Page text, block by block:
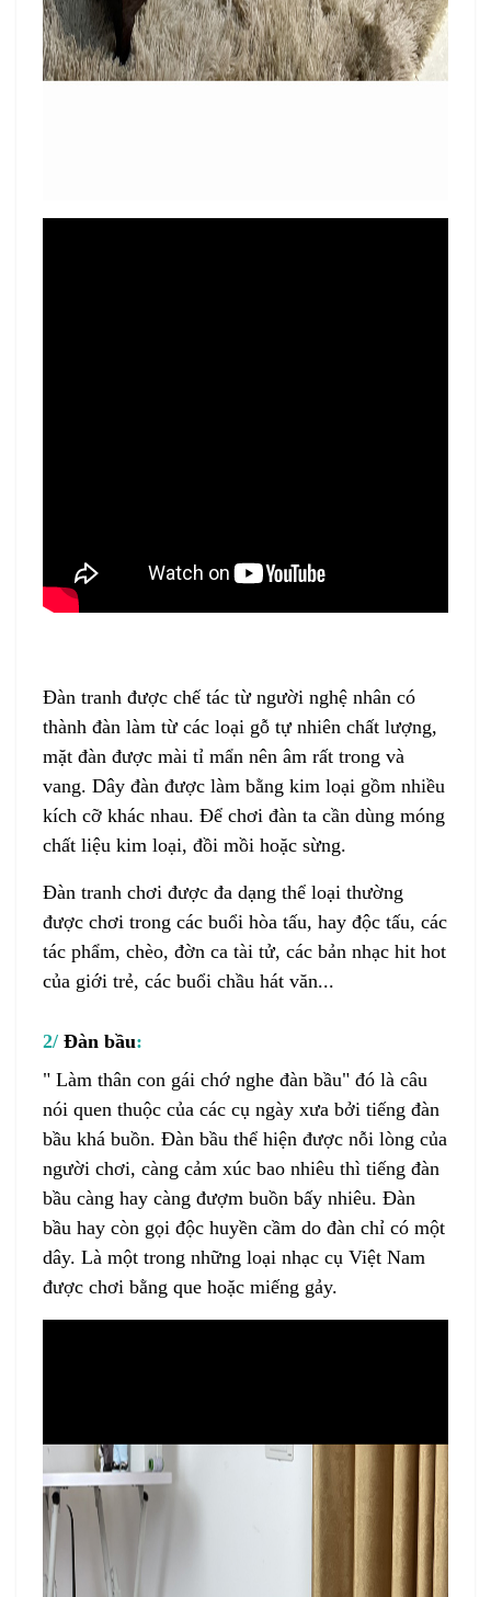
Đàn tranh được chế tác từ người nghệ nhân có
thành đàn làm từ các loại gỗ tự nhiên chất lượng,
mặt đàn được mài tỉ mẩn nên âm rất trong và
vang. Dây đàn được làm bằng kim loại gồm nhiều
kích cỡ khác nhau. Để chơi đàn ta cần dùng móng
chất liệu kim loại, đồi mồi hoặc sừng.
Đàn tranh chơi được đa dạng thể loại thường
được chơi trong các buổi hòa tấu, hay độc tấu, các
tác phẩm, chèo, đờn ca tài tử, các bản nhạc hit hot
của giới trẻ, các buổi chầu hát văn...
2/ Đàn bầu:
" Làm thân con gái chớ nghe đàn bầu" đó là câu
nói quen thuộc của các cụ ngày xưa bởi tiếng đàn
bầu khá buồn. Đàn bầu thể hiện được nỗi lòng của
người chơi, càng cảm xúc bao nhiêu thì tiếng đàn
bầu càng hay càng đượm buồn bấy nhiêu. Đàn
bầu hay còn gọi độc huyền cầm do đàn chỉ có một
dây. Là một trong những loại nhạc cụ Việt Nam
được chơi bằng que hoặc miếng gảy.